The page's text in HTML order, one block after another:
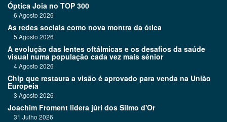
Óptica Joia no TOP 300
6 Agosto 2026
As redes sociais como nova montra da ótica
5 Agosto 2026
A evolução das lentes oftálmicas e os desafios da saúde
visual numa população cada vez mais sénior
4 Agosto 2026
Chip que restaura a visão é aprovado para venda na União
Europeia
3 Agosto 2026
Joachim Froment lidera júri dos Silmo d'Or
31 Julho 2026